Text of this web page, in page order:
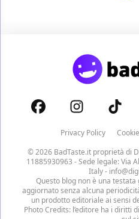
Privacy Policy
© 2026 BadTaste.it proprietà di
11885930963 - Sede legale: Via
Italy -
Questo blog non è una
aggiornato senza alcuna
un prodotto editoriale ai sensi
Photo Credits: l’editore ha i diritti